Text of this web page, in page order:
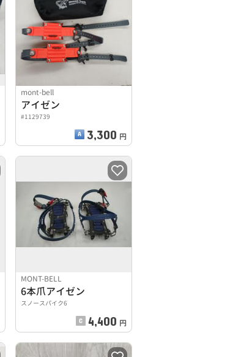
mont-bell
アイゼン
#1129739
3,300 円
MONT-BELL
6本爪アイゼン
スノースパイク6
4,400 円